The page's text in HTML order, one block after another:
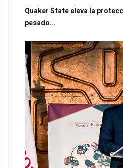
Quaker State eleva la
pesado...